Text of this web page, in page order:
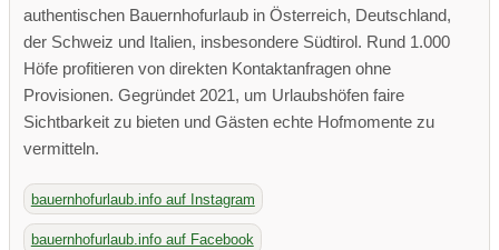
authentischen Bauernhofurlaub in Österreich, Deutschland,
der Schweiz und Italien, insbesondere Südtirol. Rund 1.000
Höfe profitieren von direkten Kontaktanfragen ohne
Provisionen. Gegründet 2021, um Urlaubshöfen faire
Sichtbarkeit zu bieten und Gästen echte Hofmomente zu
vermitteln.
bauernhofurlaub.info auf Instagram
bauernhofurlaub.info auf Facebook